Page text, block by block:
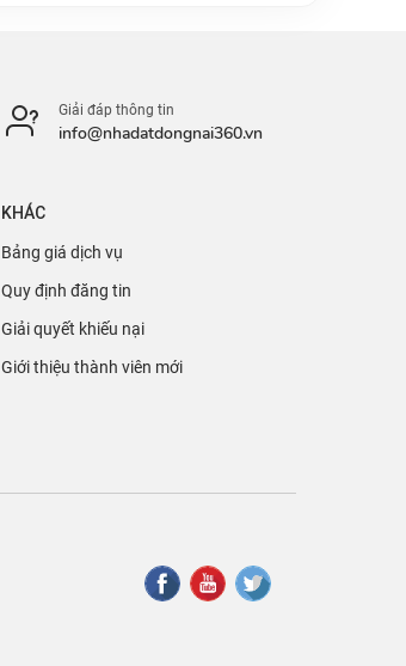
Giải đáp thông tin
info@nhadatdongnai360.vn
KHÁC
Bảng giá dịch vụ
Quy định đăng tin
Giải quyết khiếu nại
Giới thiệu thành viên mới